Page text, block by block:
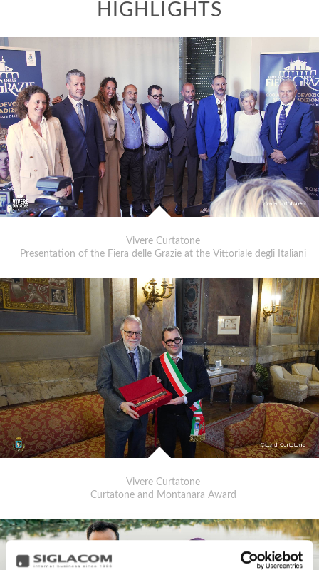
Vivere Curtatone
Presentation of the Fiera delle Grazie at the Vittoriale degli Italiani
Vivere Curtatone
Curtatone and Montanara Award